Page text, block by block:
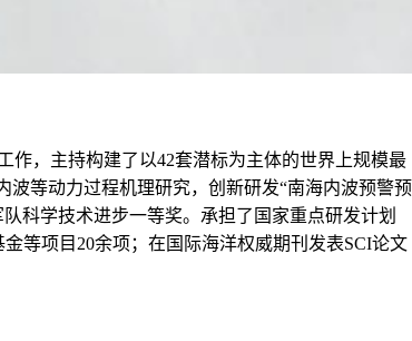
，主持构建了以42套潜标为主体的世界上规模最
等动力过程机理研究，创新研发“南海内波预警预
科学技术进步一等奖。承担了国家重点研发计划
等项目20余项；在国际海洋权威期刊发表SCI论文